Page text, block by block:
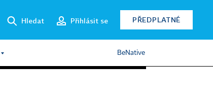
Hledat Přihlásit se PŘEDPLATNÉ
BeNative